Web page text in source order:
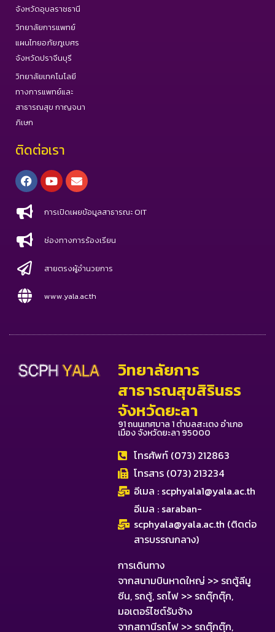
จังหวัดอุบลราชธานี
วิทยาลัยการแพทย์
แผนไทยอภัยภูเบศร
จังหวัดปราจีนบุรี
วิทยาลัยเทคโนโลยี
ทางการแพทย์และ
สาธารณสุข กาญจนา
ภิเษก
ติดต่อเรา
Facebook
YoutubeEnvelope
การเปิดเผยข้อมูลสาธารณะ OIT
ช่องทางการร้องเรียน
สายตรงผู้อำนวยการ
www.yala.ac.th
วิทยาลัยการ
สาธารณสุขสิรินธร
จังหวัดยะลา
91 ถนนเทศบาล 1 ตำบลสะเตง อำเภอ
เมือง จังหวัดยะลา 95000
โทรศัพท์ (073) 212863
โทรสาร (073) 213234
อีเมล : scphyala1@yala.ac.th
อีเมล : saraban-
scphyala@yala.ac.th (ติดต่อ
สารบรรณกลาง)
การเดินทาง
จากสนามบินหาดใหญ่ >> รถตู้ลีมู
ซีน, รถตู้, รถไฟ >> รถตุ๊กตุ๊ก,
มอเตอร์ไซต์รับจ้าง
จากสถานีรถไฟ >> รถตุ๊กตุ๊ก,